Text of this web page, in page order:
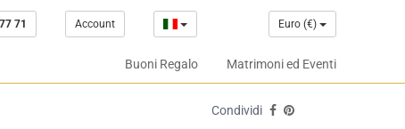
71 Account Euro (€)
Buoni Regalo Matrimoni ed Eventi
Condividi